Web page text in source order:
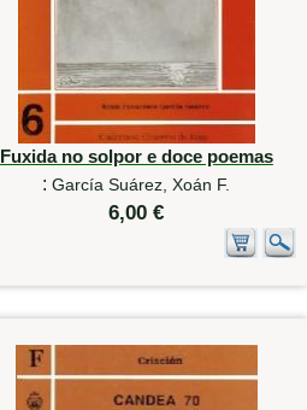
Fuxida no solpor e doce poemas
:García Suárez, Xoán F.
6,00 €